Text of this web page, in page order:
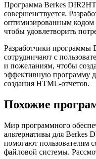
Программа Berkes
совершенствуется.
оптимизированным
чтобы удовлетворить
Разработчики программы
сотрудничают с
и пожеланиям, чтобы
эффективную программу
создания HTML-отчетов.
Похожие
Мир программного
альтернативы для Berkes
помогают пользователям
файловой системы.